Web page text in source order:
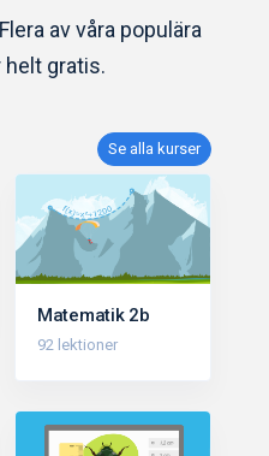
av våra populära
helt gratis.
Se alla kurser
Matematik 2b
92 lektioner